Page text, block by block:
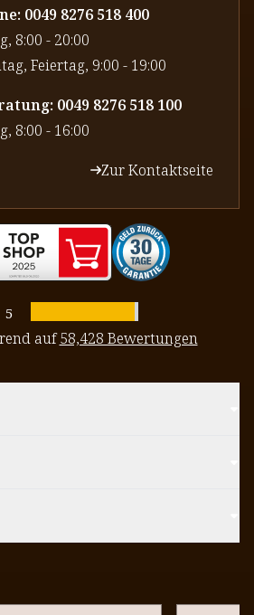
0049 8276 518 400
8:00 - 20:00
Feiertag, 9:00 - 19:00
0049 8276 518 100
8:00 - 16:00
Zur Kontaktseite
5
auf58,428 Bewertungen